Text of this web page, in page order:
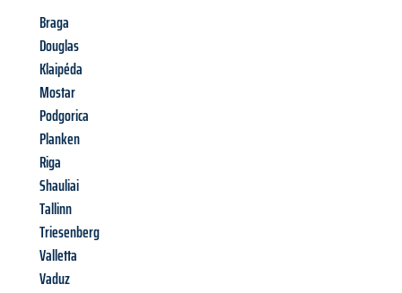
Braga
Douglas
Klaipéda
Mostar
Podgorica
Planken
Riga
Shauliai
Tallinn
Triesenberg
Valletta
Vaduz